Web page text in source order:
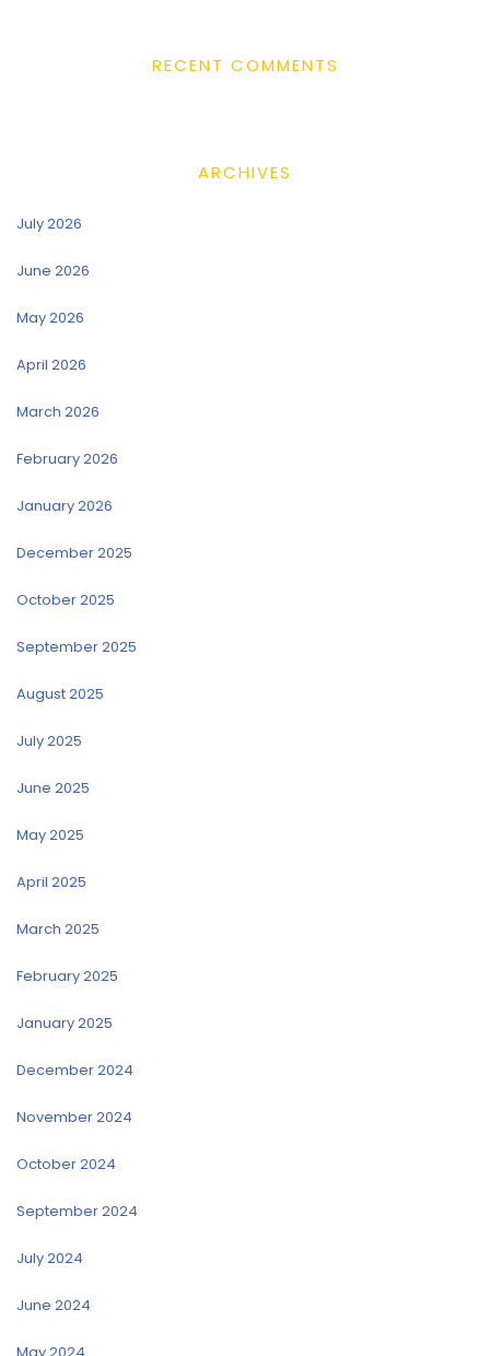
RECENT COMMENTS
ARCHIVES
July 2026
June 2026
May 2026
April 2026
March 2026
February 2026
January 2026
December 2025
October 2025
September 2025
August 2025
July 2025
June 2025
May 2025
April 2025
March 2025
February 2025
January 2025
December 2024
November 2024
October 2024
September 2024
July 2024
June 2024